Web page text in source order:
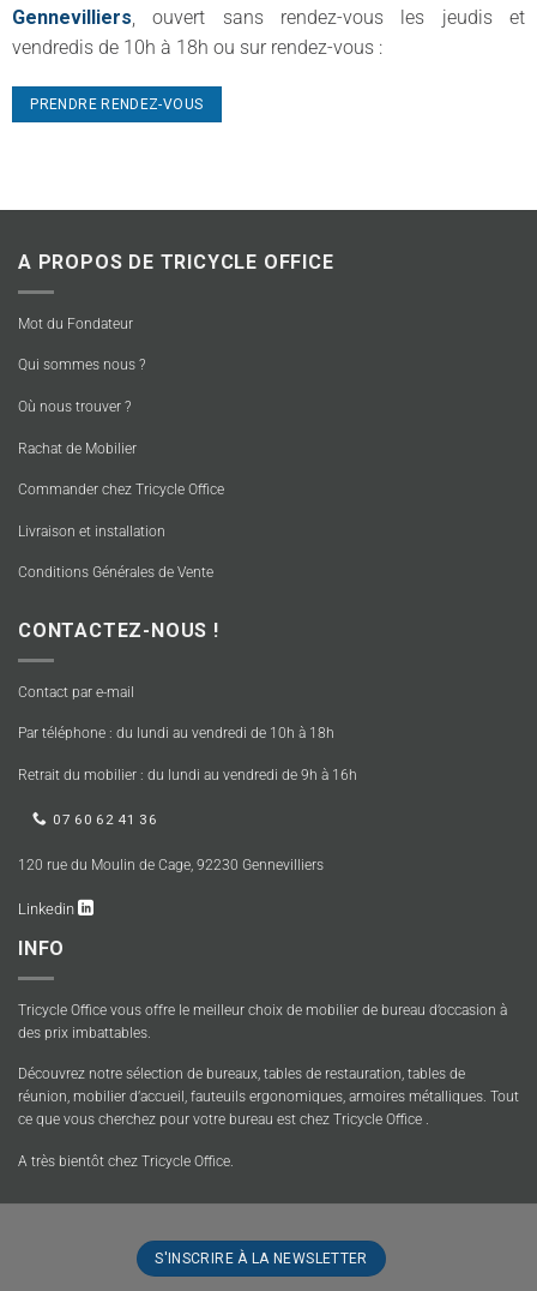
Gennevilliers , ouvert sans rendez-vous les jeudis et
vendredis de 10h à 18h ou sur rendez-vous :
PRENDRE RENDEZ-VOUS
A PROPOS DE TRICYCLE OFFICE
Mot du Fondateur
Qui sommes nous ?
Où nous trouver ?
Rachat de Mobilier
Commander chez Tricycle Office
Livraison et installation
Conditions Générales de Vente
CONTACTEZ-NOUS !
Contact par e-mail
Par téléphone : du lundi au vendredi de 10h à 18h
Retrait du mobilier : du lundi au vendredi de 9h à 16h
07 60 62 41 36
120 rue du Moulin de Cage, 92230 Gennevilliers
Linkedin
INFO
Tricycle Office vous offre le meilleur choix de mobilier de bureau d’occasion à
des prix imbattables.
Découvrez notre sélection de bureaux, tables de restauration, tables de
réunion, mobilier d’accueil, fauteuils ergonomiques, armoires métalliques. Tout
ce que vous cherchez pour votre bureau est chez Tricycle Office .
A très bientôt chez Tricycle Office.
S'INSCRIRE À LA NEWSLETTER